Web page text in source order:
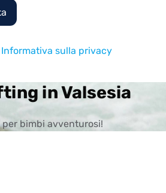
Informativa sulla privacy
in Valsesia
bimbi avventurosi!